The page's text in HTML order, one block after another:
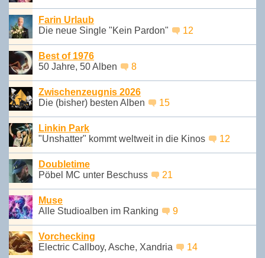
Farin Urlaub
Die neue Single "Kein Pardon"
12
Best of 1976
50 Jahre, 50 Alben
8
Zwischenzeugnis 2026
Die (bisher) besten Alben
15
Linkin Park
"Unshatter" kommt weltweit in die Kinos
12
Doubletime
Pöbel MC unter Beschuss
21
Muse
Alle Studioalben im Ranking
9
Vorchecking
Electric Callboy, Asche, Xandria
14